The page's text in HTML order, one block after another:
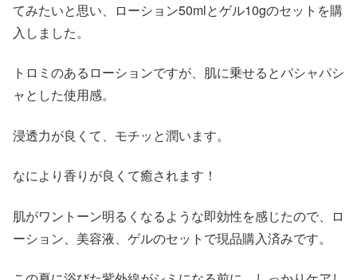
てみたいと思い、ローション50mlとゲル10gのセットを購
入しました。
トロミのあるローションですが、肌に乗せるとパシャパシ
ャとした使用感。
浸透力が良くて、モチッと潤います。
なにより香りが良くて癒されます！
肌がワントーン明るくなるような即効性を感じたので、ロ
ーション、美容液、ゲルのセットで現品購入済みです。